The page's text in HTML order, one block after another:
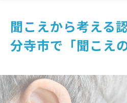
聞こえから考える
分寺市で「聞こえ